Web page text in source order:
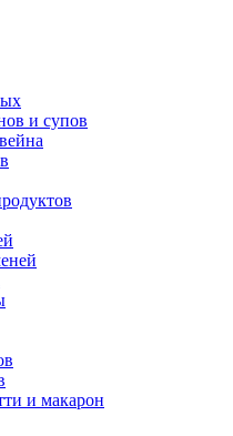
и супов
и макарон